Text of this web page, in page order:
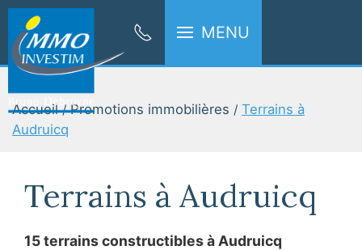
MENU
Accueil Promotions immobilières
Terrains à
Audruicq
Terrains à Audruicq
15 terrains constructibles à Audruicq